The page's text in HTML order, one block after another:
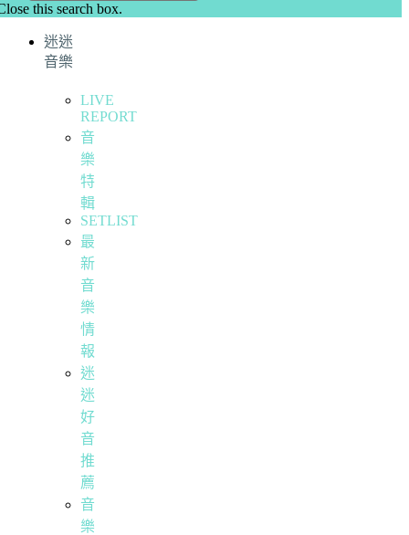
this search box.
迷迷
音樂
LIVE
REPORT
音
樂
特
輯
SETLIST
最
新
音
樂
情
報
迷
迷
好
音
推
薦
音
樂